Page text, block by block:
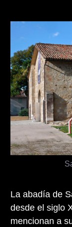
La abadía de
desde el siglo
mencionan a